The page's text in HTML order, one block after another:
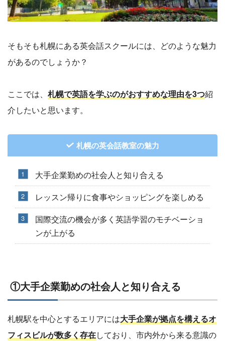
そもそも札幌にある英会話スクールには、どのような魅力
があるのでしょうか？
ここでは、 札幌で英語を学ぶのがおすすめな理由を3つ紹
介したいと思います。
札幌の英会話教室の魅力
大手企業勤めの社会人と知り合える
レッスン帰りに食事やショッピングを楽しめる
国際交流の機会が多く英語学習のモチベーショ
ンが上がる
①大手企業勤めの社会人と知り合える
札幌駅を中心とするエリアには大手企業が拠点を構えるオ
フィスビルが数多く存在しており、市内外から来る意識の